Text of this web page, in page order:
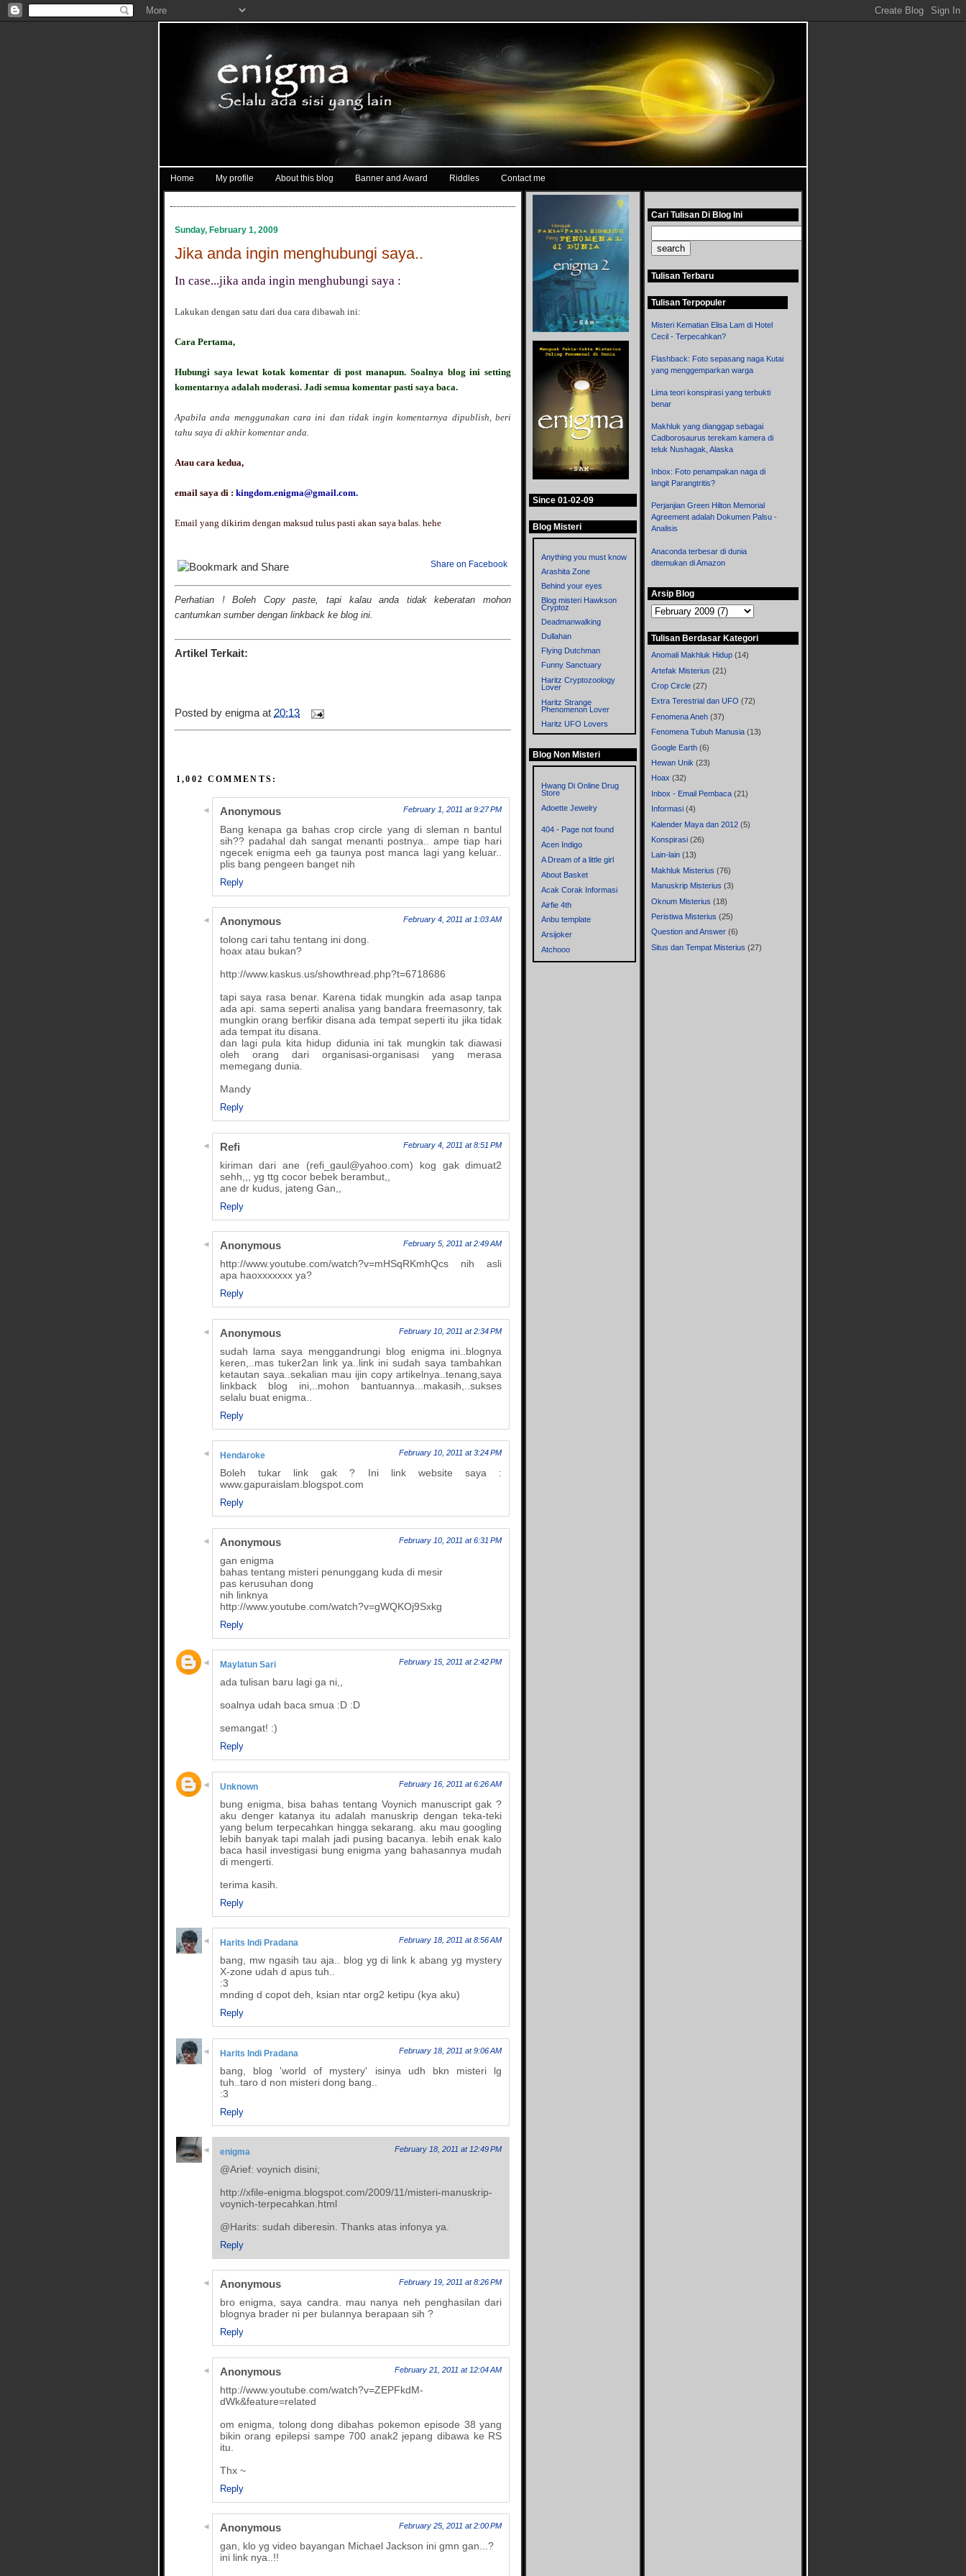
Home My profile About this blog Banner and Award Riddles Contact me
Sunday, February 1, 2009
Jika anda ingin menghubungi saya..
In case...jika anda ingin menghubungi saya :
Lakukan dengan satu dari dua cara dibawah ini:
Cara Pertama,
Hubungi saya lewat kotak komentar di post manapun. Soalnya blog ini setting
komentarnya adalah moderasi. Jadi semua komentar pasti saya baca.
Apabila anda menggunakan cara ini dan tidak ingin komentarnya dipublish, beri
tahu saya di akhir komentar anda.
Atau cara kedua,
email saya di : kingdom.enigma@gmail.com.
Email yang dikirim dengan maksud tulus pasti akan saya balas. hehe
Share on Facebook
Perhatian ! Boleh Copy paste, tapi kalau anda tidak keberatan mohon
cantumkan sumber dengan linkback ke blog ini.
Artikel Terkait:
Posted by enigma at 20:13
1,002 COMMENTS:
Anonymous February 1, 2011 at 9:27 PM
Bang kenapa ga bahas crop circle yang di sleman n bantul
sih?? padahal dah sangat menanti postnya.. ampe tiap hari
ngecek enigma eeh ga taunya post manca lagi yang keluar..
plis bang pengeen banget nih
Reply
Anonymous February 4, 2011 at 1:03 AM
tolong cari tahu tentang ini dong.
hoax atau bukan?
http://www.kaskus.us/showthread.php?t=6718686
tapi saya rasa benar. Karena tidak mungkin ada asap tanpa
ada api. sama seperti analisa yang bandara freemasonry, tak
mungkin orang berfikir disana ada tempat seperti itu jika tidak
ada tempat itu disana.
dan lagi pula kita hidup didunia ini tak mungkin tak diawasi
oleh orang dari organisasi-organisasi yang merasa
memegang dunia.
Mandy
Reply
Refi February 4, 2011 at 8:51 PM
kiriman dari ane (refi_gaul@yahoo.com) kog gak dimuat2
sehh,,, yg ttg cocor bebek berambut,,
ane dr kudus, jateng Gan,,
Reply
Anonymous February 5, 2011 at 2:49 AM
http://www.youtube.com/watch?v=mHSqRKmhQcs nih asli
apa haoxxxxxxx ya?
Reply
Anonymous February 10, 2011 at 2:34 PM
sudah lama saya menggandrungi blog enigma ini..blognya
keren,..mas tuker2an link ya..link ini sudah saya tambahkan
ketautan saya..sekalian mau ijin copy artikelnya..tenang,saya
linkback blog ini,..mohon bantuannya...makasih,..sukses
selalu buat enigma..
Reply
Hendaroke February 10, 2011 at 3:24 PM
Boleh tukar link gak ? Ini link website saya :
www.gapuraislam.blogspot.com
Reply
Anonymous February 10, 2011 at 6:31 PM
gan enigma
bahas tentang misteri penunggang kuda di mesir
pas kerusuhan dong
nih linknya
http://www.youtube.com/watch?v=gWQKOj9Sxkg
Reply
Maylatun Sari February 15, 2011 at 2:42 PM
ada tulisan baru lagi ga ni,,
soalnya udah baca smua :D :D
semangat! :)
Reply
Unknown February 16, 2011 at 6:26 AM
bung enigma, bisa bahas tentang Voynich manuscript gak ?
aku denger katanya itu adalah manuskrip dengan teka-teki
yang belum terpecahkan hingga sekarang. aku mau googling
lebih banyak tapi malah jadi pusing bacanya. lebih enak kalo
baca hasil investigasi bung enigma yang bahasannya mudah
di mengerti.
terima kasih.
Reply
Harits Indi Pradana February 18, 2011 at 8:56 AM
bang, mw ngasih tau aja.. blog yg di link k abang yg mystery
X-zone udah d apus tuh..
:3
mnding d copot deh, ksian ntar org2 ketipu (kya aku)
Reply
Harits Indi Pradana February 18, 2011 at 9:06 AM
bang, blog 'world of mystery' isinya udh bkn misteri lg
tuh..taro d non misteri dong bang..
:3
Reply
enigma February 18, 2011 at 12:49 PM
@Arief: voynich disini;
http://xfile-enigma.blogspot.com/2009/11/misteri-manuskrip-
voynich-terpecahkan.html
@Harits: sudah diberesin. Thanks atas infonya ya.
Reply
Anonymous February 19, 2011 at 8:26 PM
bro enigma, saya candra. mau nanya neh penghasilan dari
blognya brader ni per bulannya berapaan sih ?
Reply
Anonymous February 21, 2011 at 12:04 AM
http://www.youtube.com/watch?v=ZEPFkdM-
dWk&feature=related
om enigma, tolong dong dibahas pokemon episode 38 yang
bikin orang epilepsi sampe 700 anak2 jepang dibawa ke RS
itu.
Thx ~
Reply
Anonymous February 25, 2011 at 2:00 PM
gan, klo yg video bayangan Michael Jackson ini gmn gan...?
ini link nya..!!
Since 01-02-09
Blog Misteri
Anything you must know
Arashita Zone
Behind your eyes
Blog misteri Hawkson
Cryptoz
Deadmanwalking
Dullahan
Flying Dutchman
Funny Sanctuary
Haritz Cryptozoology
Lover
Haritz Strange
Phenomenon Lover
Haritz UFO Lovers
Left Thinkers
Memories
Metronom
Mystery of the World
Rensen Blog
Sisi Lain
Blog Non Misteri
Hwang Di Online Drug
Store
Adoette Jewelry
404 - Page not found
Acen Indigo
A Dream of a little girl
About Basket
Acak Corak Informasi
Airfie 4th
Anbu template
Arsijoker
Atchooo
Bahrul Ulum Dot Com
Cari Tulisan Di Blog Ini
Tulisan Terbaru
Tulisan Terpopuler
Misteri Kematian Elisa Lam di Hotel
Cecil - Terpecahkan?
Flashback: Foto sepasang naga Kutai
yang menggemparkan warga
Lima teori konspirasi yang terbukti
benar
Makhluk yang dianggap sebagai
Cadborosaurus terekam kamera di
teluk Nushagak, Alaska
Inbox: Foto penampakan naga di
langit Parangtritis?
Perjanjian Green Hilton Memorial
Agreement adalah Dokumen Palsu -
Analisis
Anaconda terbesar di dunia
ditemukan di Amazon
Arsip Blog
Tulisan Berdasar Kategori
Anomali Makhluk Hidup (14)
Artefak Misterius (21)
Crop Circle (27)
Extra Terestrial dan UFO (72)
Fenomena Aneh (37)
Fenomena Tubuh Manusia (13)
Google Earth (6)
Hewan Unik (23)
Hoax (32)
Inbox - Email Pembaca (21)
Informasi (4)
Kalender Maya dan 2012 (5)
Konspirasi (26)
Lain-lain (13)
Makhluk Misterius (76)
Manuskrip Misterius (3)
Oknum Misterius (18)
Peristiwa Misterius (25)
Question and Answer (6)
Situs dan Tempat Misterius (27)